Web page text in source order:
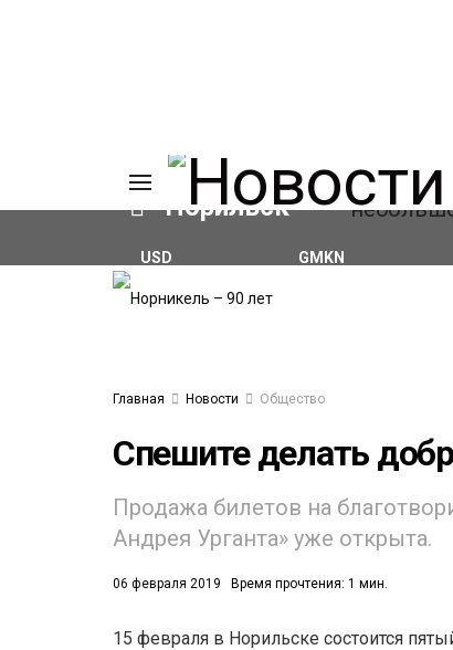
Норильск
USD
GMKN
Главная Новости Общество
Спешите делать
Продажа билетов на
Андрея Урганта» уже открыта.
06 февраля 2019 Время прочтения: 1 мин.
15 февраля в Норильске состоится